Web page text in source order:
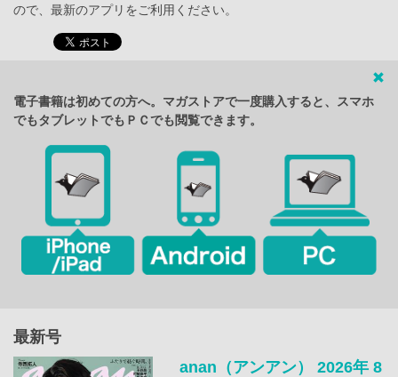
ので、最新のアプリをご利用ください。
電子書籍は初めての方へ。マガストアで一度購入すると、スマホ
でもタブレットでもＰＣでも閲覧できます。
最新号
anan（アンアン） 2026年 8